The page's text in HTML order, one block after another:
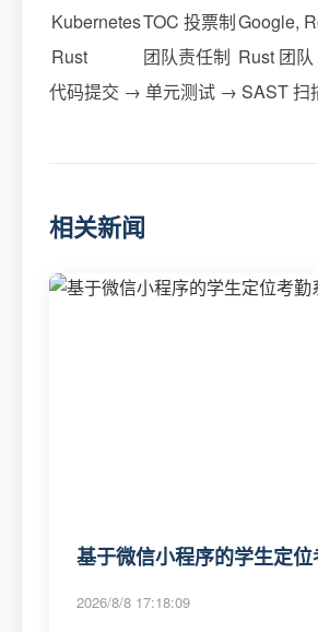
KubernetesTOC 投票制Google,
Rust
团队责任制 Rust 团队
代码提交 → 单元测试 → SAST
相关新闻
基于微信小程序的学生定
2026/8/8 17:18:09